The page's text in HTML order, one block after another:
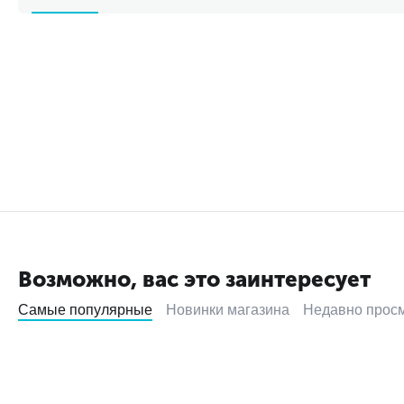
Возможно, вас это заинтересует
Самые популярные Новинки магазина Недавно